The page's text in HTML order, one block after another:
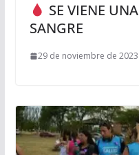
SE VIENE
SANGRE
29 de noviembre de 2023